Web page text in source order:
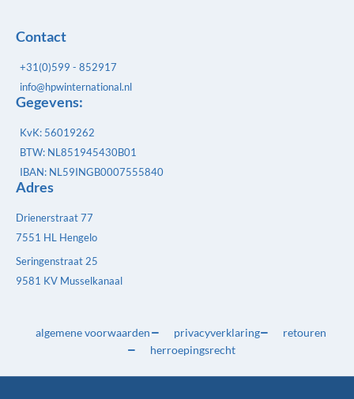
Contact
+31(0)599 - 852917
info@hpwinternational.nl
Gegevens:
KvK: 56019262
BTW: NL851945430B01
IBAN: NL59INGB0007555840
Adres
Drienerstraat 77
7551 HL Hengelo
Seringenstraat 25
9581 KV Musselkanaal
algemene voorwaarden privacyverklaring
retouren
herroepingsrecht